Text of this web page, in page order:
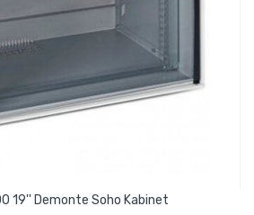
19'' Demonte Soho Kabinet